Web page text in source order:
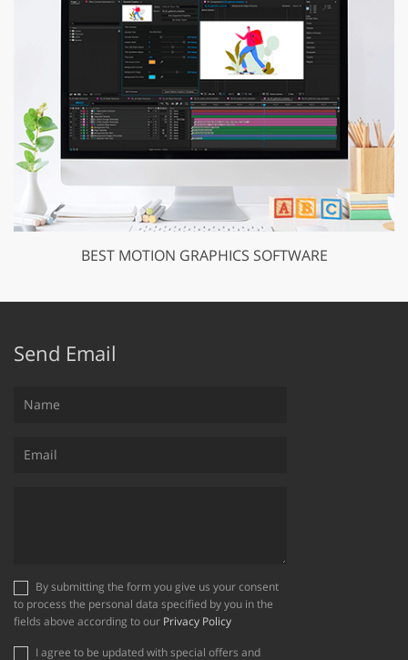
BEST MOTION GRAPHICS SOFTWARE
Send Email
to process the personal data specified by you in the
fields above according to our Privacy Policy